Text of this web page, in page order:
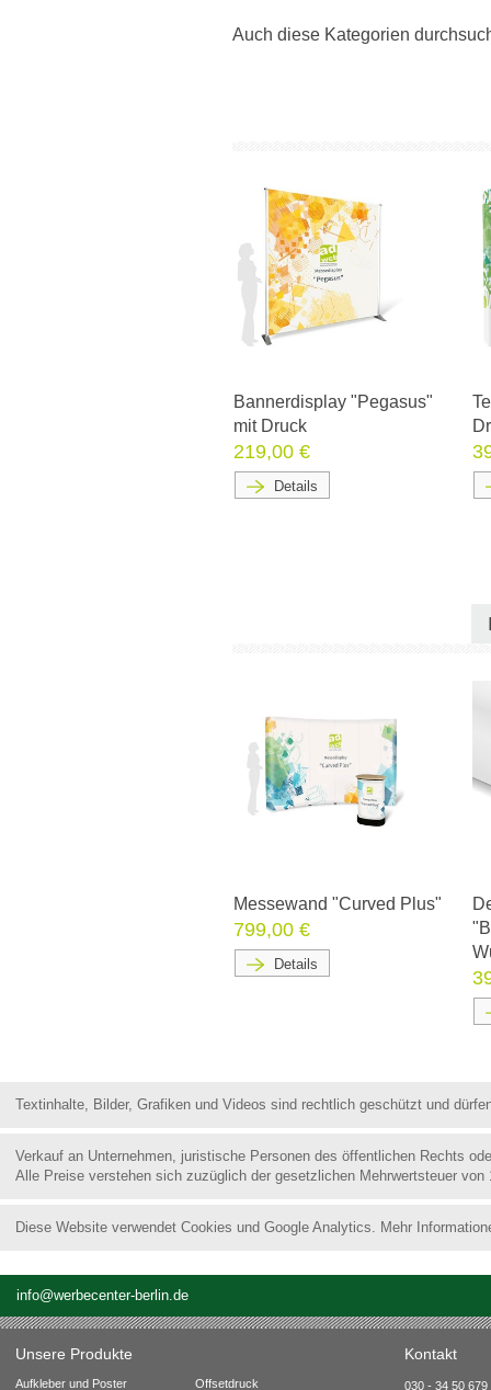
Auch diese Kategorien
Bannerdisplay "Pegasus"
mit Druck
219,00 €
Details
Messewand "Curved Plus"
799,00 €
Details
Textinhalte, Bilder, Grafiken und Videos sind rechtlich geschützt und
Verkauf an Unternehmen, juristische Personen des öffentlichen Rechts
Alle Preise verstehen sich zuzüglich der gesetzlichen Mehrwertsteuer von
Diese Website verwendet Cookies und Google Analytics. Mehr
info@werbecenter-berlin.de
Unsere Produkte Kontakt
Aufkleber und Poster Offsetdruck 030 - 34 50 679